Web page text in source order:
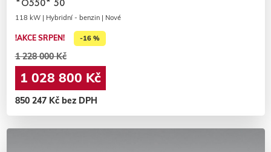
*O550* 50
118 kW | Hybridní - benzin | Nové
!AKCE SRPEN! -16 %
1 228 000 Kč
1 028 800 Kč
850 247 Kč bez DPH